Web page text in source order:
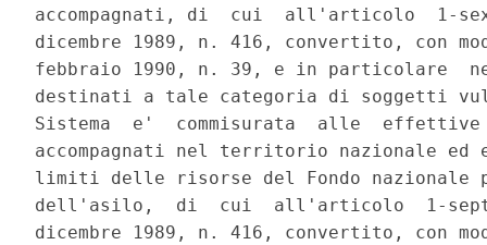
accompagnati, di  cui  all'articolo  1-
dicembre 1989, n. 416, convertito, con
febbraio 1990, n. 39, e in particolare
destinati a tale categoria di soggetti
Sistema  e'  commisurata  alle
accompagnati nel territorio nazionale
limiti delle risorse del Fondo
dell'asilo,  di  cui  all'articolo  1-
dicembre 1989, n. 416, convertito, con